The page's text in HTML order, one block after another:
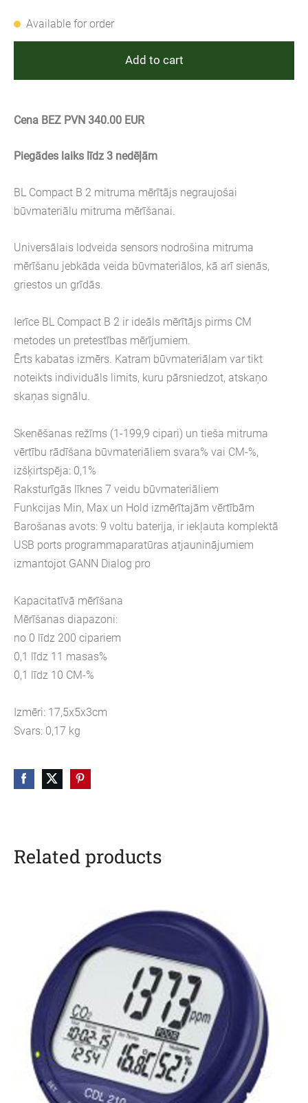
Available for order
Add to cart
Cena BEZ PVN 340.00 EUR
Piegādes laiks līdz 3 nedēļām
BL Compact B 2 mitruma mērītājs negraujošai
būvmateriālu mitruma mērīšanai.
Universālais lodveida sensors nodrošina mitruma
mērīšanu jebkāda veida būvmateriālos, kā arī sienās,
griestos un grīdās.
Ierīce BL Compact B 2 ir ideāls mērītājs pirms CM
metodes un pretestības mērījumiem.
Ērts kabatas izmērs. Katram būvmateriālam var tikt
noteikts individuāls limits, kuru pārsniedzot, atskaņo
skaņas signālu.
Skenēšanas režīms (1-199,9 cipari) un tieša mitruma
vērtību rādīšana būvmateriāliem svara% vai CM-%,
izšķirtspēja: 0,1%
Raksturīgās līknes 7 veidu būvmateriāliem
Funkcijas Min, Max un Hold izmērītajām vērtībām
Barošanas avots: 9 voltu baterija, ir iekļauta komplektā
USB ports programmaparatūras atjauninājumiem
izmantojot GANN Dialog pro
Kapacitatīvā mērīšana
Mērīšanas diapazoni:
no 0 līdz 200 cipariem
0,1 līdz 11 masas%
0,1 līdz 10 CM-%
Izmēri: 17,5x5x3cm
Svars: 0,17 kg
Related products